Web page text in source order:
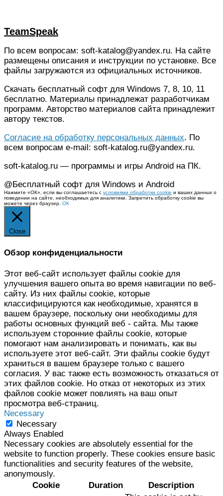
TeamSpeak
По всем вопросам: soft-katalog@yandex.ru. На сайте
размещены описания и инструкции по установке. Все
файлы загружаются из официальных источников.
Скачать бесплатный софт для Windows 7, 8, 10, 11
бесплатно. Материалы принадлежат разработчикам
программ. Авторство материалов сайта принадлежит
автору текстов.
Согласие на обработку персональных данных. По
всем вопросам e-mail: soft-katalog.ru@yandex.ru.
soft-katalog.ru — программы и игры Android на ПК.
@Бесплатный софт для Windows и Android
Нажмите «ОК», если вы соглашаетесь с условиями обработки cookie и ваших данных о
поведении на сайте, необходимых для аналитики. Запретить обработку cookie вы
можете через браузер. ОК
Close
Обзор конфиденциальности
Этот веб-сайт использует файлы cookie для
улучшения вашего опыта во время навигации по веб-
сайту. Из них файлы cookie, которые
классифицируются как необходимые, хранятся в
вашем браузере, поскольку они необходимы для
работы основных функций веб - сайта. Мы также
используем сторонние файлы cookie, которые
помогают нам анализировать и понимать, как вы
используете этот веб-сайт. Эти файлы cookie будут
храниться в вашем браузере только с вашего
согласия. У вас также есть возможность отказаться от
этих файлов cookie. Но отказ от некоторых из этих
файлов cookie может повлиять на ваш опыт
просмотра веб-страниц.
Necessary
Necessary
Always Enabled
Necessary cookies are absolutely essential for the
website to function properly. These cookies ensure basic
functionalities and security features of the website,
anonymously.
Cookie
Duration
Description